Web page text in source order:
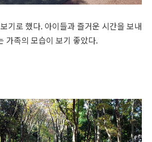
기로 했다. 아이들과 즐거운 시간을 보내
가족의 모습이 보기 좋았다.